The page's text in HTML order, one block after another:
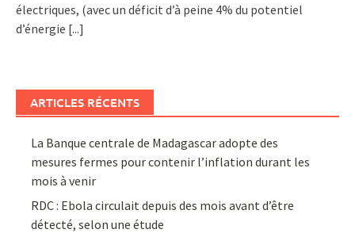
électriques, (avec un déficit d’à peine 4% du potentiel
d’énergie [...]
ARTICLES RÉCENTS
La Banque centrale de Madagascar adopte des
mesures fermes pour contenir l’inflation durant les
mois à venir
RDC : Ebola circulait depuis des mois avant d’être
détecté, selon une étude